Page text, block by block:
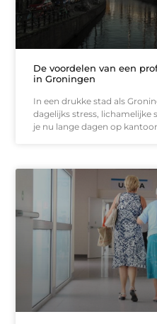
De voordelen van een
in Groningen
In een drukke stad als
dagelijks stress, lichamelijke
je nu lange dagen op